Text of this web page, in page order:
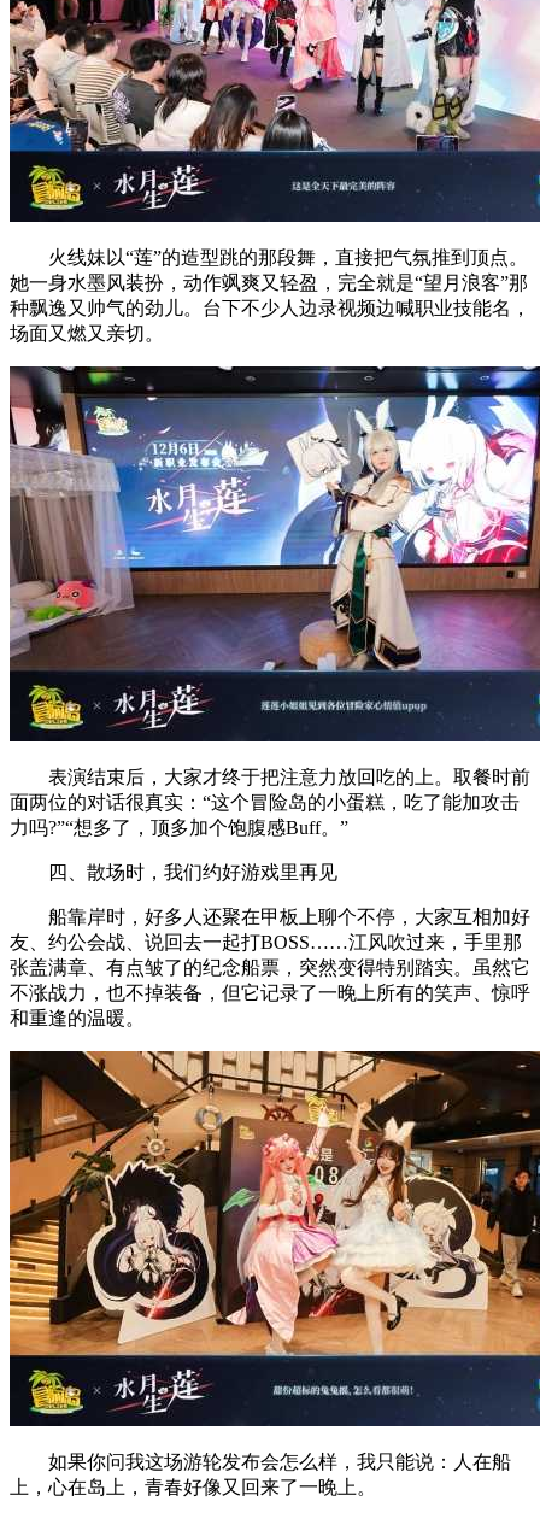
火线妹以“莲”的造型跳的那段舞，直接把气氛推到顶点。
她一身水墨风装扮，动作飒爽又轻盈，完全就是“望月浪客”那
种飘逸又帅气的劲儿。台下不少人边录视频边喊职业技能名，
场面又燃又亲切。
表演结束后，大家才终于把注意力放回吃的上。取餐时前
面两位的对话很真实：“这个冒险岛的小蛋糕，吃了能加攻击
力吗?”“想多了，顶多加个饱腹感Buff。”
四、散场时，我们约好游戏里再见
船靠岸时，好多人还聚在甲板上聊个不停，大家互相加好
友、约公会战、说回去一起打BOSS……江风吹过来，手里那
张盖满章、有点皱了的纪念船票，突然变得特别踏实。虽然它
不涨战力，也不掉装备，但它记录了一晚上所有的笑声、惊呼
和重逢的温暖。
如果你问我这场游轮发布会怎么样，我只能说：人在船
上，心在岛上，青春好像又回来了一晚上。